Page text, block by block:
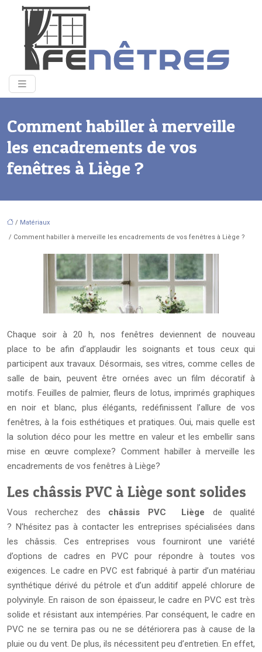
Comment habiller à merveille
les encadrements de vos
fenêtres à Liège ?
/ Matériaux
/ Comment habiller à merveille les encadrements de vos fenêtres à Liège ?
Chaque soir à 20 h, nos fenêtres deviennent de nouveau
place to be afin d’applaudir les soignants et tous ceux qui
participent aux travaux. Désormais, ses vitres, comme celles de
salle de bain, peuvent être ornées avec un film décoratif à
motifs. Feuilles de palmier, fleurs de lotus, imprimés graphiques
en noir et blanc, plus élégants, redéfinissent l’allure de vos
fenêtres, à la fois esthétiques et pratiques. Oui, mais quelle est
la solution déco pour les mettre en valeur et les embellir sans
mise en œuvre complexe? Comment habiller à merveille les
encadrements de vos fenêtres à Liège?
Les châssis PVC à Liège sont solides
Vous recherchez des châssis PVC Liège de qualité
? N’hésitez pas à contacter les entreprises spécialisées dans
les châssis. Ces entreprises vous fourniront une variété
d’options de cadres en PVC pour répondre à toutes vos
exigences. Le cadre en PVC est fabriqué à partir d’un matériau
synthétique dérivé du pétrole et d’un additif appelé chlorure de
polyvinyle. En raison de son épaisseur, le cadre en PVC est très
solide et résistant aux intempéries. Par conséquent, le cadre en
PVC ne se ternira pas ou ne se détériorera pas à cause de la
pluie ou du vent. De plus, ils nécessitent peu d’entretien. En effet,